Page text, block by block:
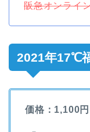
阪急オンライ
2021年17℃
価格：1,100円